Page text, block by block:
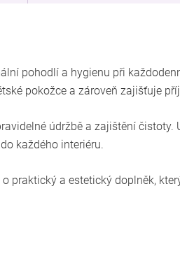
pohodlí a hygienu při
pokožce a zároveň zajišťuje
údržbě a zajištění čistoty.
každého interiéru.
praktický a estetický doplněk,